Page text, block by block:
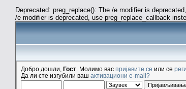
Deprecated: preg_replace(): The /e modifier is
/e modifier is deprecated, use preg_replace_callback
Добро дошли, Гост . Молимо вас пријавите се или се
Да ли сте изгубили ваш активациони e-mail?